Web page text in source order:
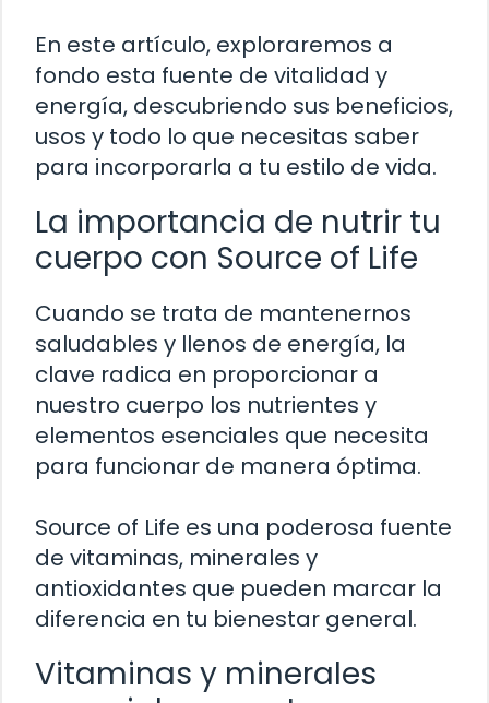
En este artículo, exploraremos a
fondo esta fuente de vitalidad y
energía, descubriendo sus beneficios,
usos y todo lo que necesitas saber
para incorporarla a tu estilo de vida.
La importancia de nutrir tu
cuerpo con Source of Life
Cuando se trata de mantenernos
saludables y llenos de energía, la
clave radica en proporcionar a
nuestro cuerpo los nutrientes y
elementos esenciales que necesita
para funcionar de manera óptima.
Source of Life es una poderosa fuente
de vitaminas, minerales y
antioxidantes que pueden marcar la
diferencia en tu bienestar general.
Vitaminas y minerales